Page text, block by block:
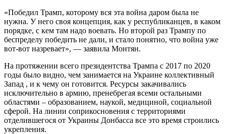
«Победил Трамп, которому вся эта война даром была не
нужна. У него своя концепция, как у республиканцев, в каком
порядке, с кем там надо воевать. Но второй раз Трампу по
беспределу победить не дали, и стало понятно, что война уже
вот-вот назревает», — заявила Монтян.
На протяжении всего президентства Трампа с 2017 по 2020
годы было видно, чем занимается на Украине коллективный
Запад , и к чему он готовится. Ресурсы закачивались
исключительно в армию, пренебрегая всеми остальными
областями – образованием, наукой, медициной, социальной
сферой. На линии соприкосновения с территориями
отделившегося от Украины Донбасса все это время строились
укрепления.